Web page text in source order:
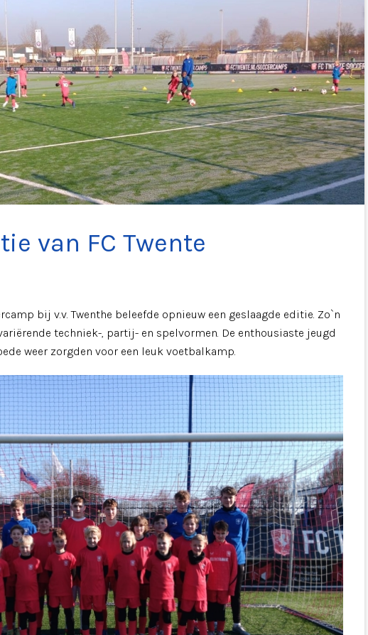
van FC Twente
bij v.v. Twenthe beleefde opnieuw een geslaagde editie. Zo`n
techniek-, partij- en spelvormen. De enthousiaste jeugd
weer zorgden voor een leuk voetbalkamp.